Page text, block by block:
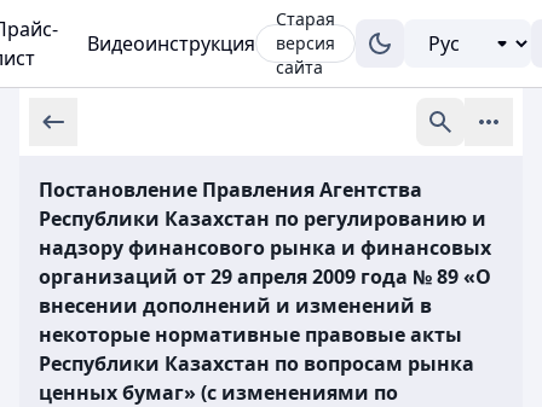
Видеоинструкция
Старая
версия
сайта
Постановление Правления Агентства
Республики Казахстан по регулированию и
надзору финансового рынка и финансовых
организаций от 29 апреля 2009 года № 89 «О
внесении дополнений и изменений в
некоторые нормативные правовые акты
Республики Казахстан по вопросам рынка
ценных бумаг» (с изменениями по